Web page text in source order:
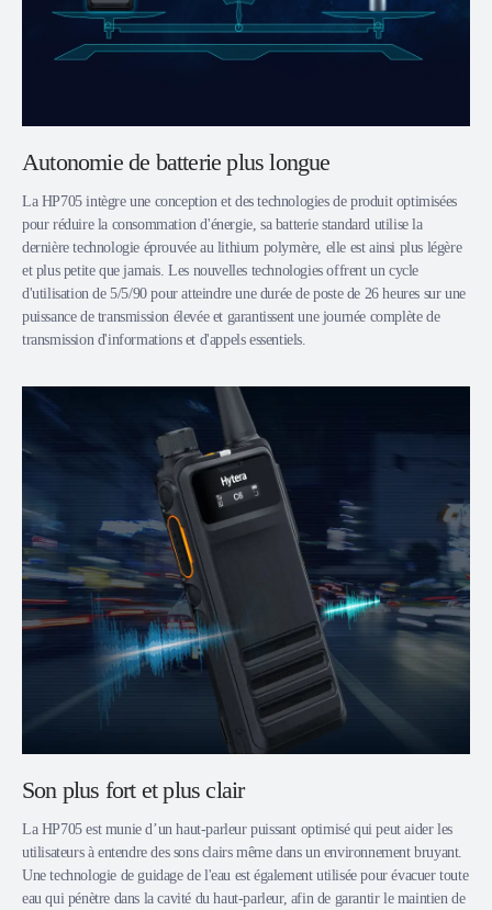
Autonomie de batterie plus longue
La HP705 intègre une conception et des technologies de produit optimisées
pour réduire la consommation d'énergie, sa batterie standard utilise la
dernière technologie éprouvée au lithium polymère, elle est ainsi plus légère
et plus petite que jamais. Les nouvelles technologies offrent un cycle
d'utilisation de 5/5/90 pour atteindre une durée de poste de 26 heures sur une
puissance de transmission élevée et garantissent une journée complète de
transmission d'informations et d'appels essentiels.
Son plus fort et plus clair
La HP705 est munie d’un haut-parleur puissant optimisé qui peut aider les
utilisateurs à entendre des sons clairs même dans un environnement bruyant.
Une technologie de guidage de l'eau est également utilisée pour évacuer toute
eau qui pénètre dans la cavité du haut-parleur, afin de garantir le maintien de